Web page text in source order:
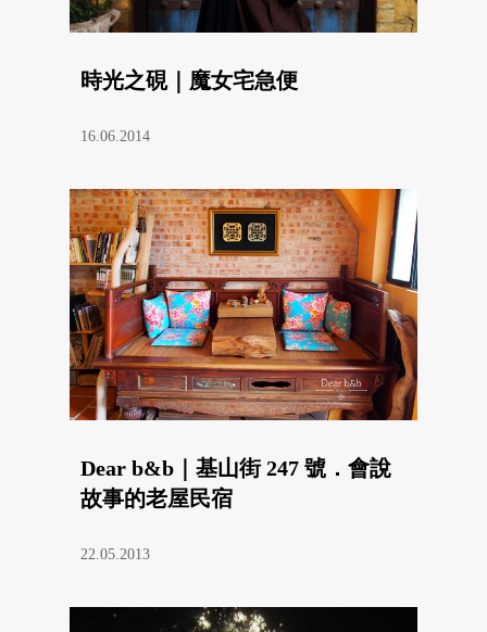
時光之硯｜魔女宅急便
16.06.2014
Dear b&b｜基山街 247 號．會說
故事的老屋民宿
22.05.2013